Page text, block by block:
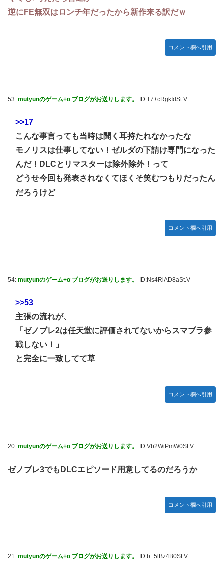
逆にFE無双はロンチ年だったから新作来る訳だｗ
コメント欄へ引用
53: mutyunのゲーム+α ブログがお送りします。 ID:T7+cRgkIdSt.V
>>17
こんな事言っても当時は聞く耳持たれなかったな
モノリスは仕事してない！ゼルダの下請け専門になった
んだ！DLCとリマスターは除外除外！って
どうせ今回も発表されなくてほくそ笑むつもりだったん
だろうけど
コメント欄へ引用
54: mutyunのゲーム+α ブログがお送りします。 ID:Ns4RiAD8aSt.V
>>53
主張の流れが、
「ゼノブレ2は任天堂に評価されてないからスマブラ参
戦しない！」
と完全に一致してて草
コメント欄へ引用
20: mutyunのゲーム+α ブログがお送りします。 ID:Vb2WiPmW0St.V
ゼノブレ3でもDLCエピソード用意してるのだろうか
コメント欄へ引用
21: mutyunのゲーム+α ブログがお送りします。 ID:b+5lBz4B0St.V